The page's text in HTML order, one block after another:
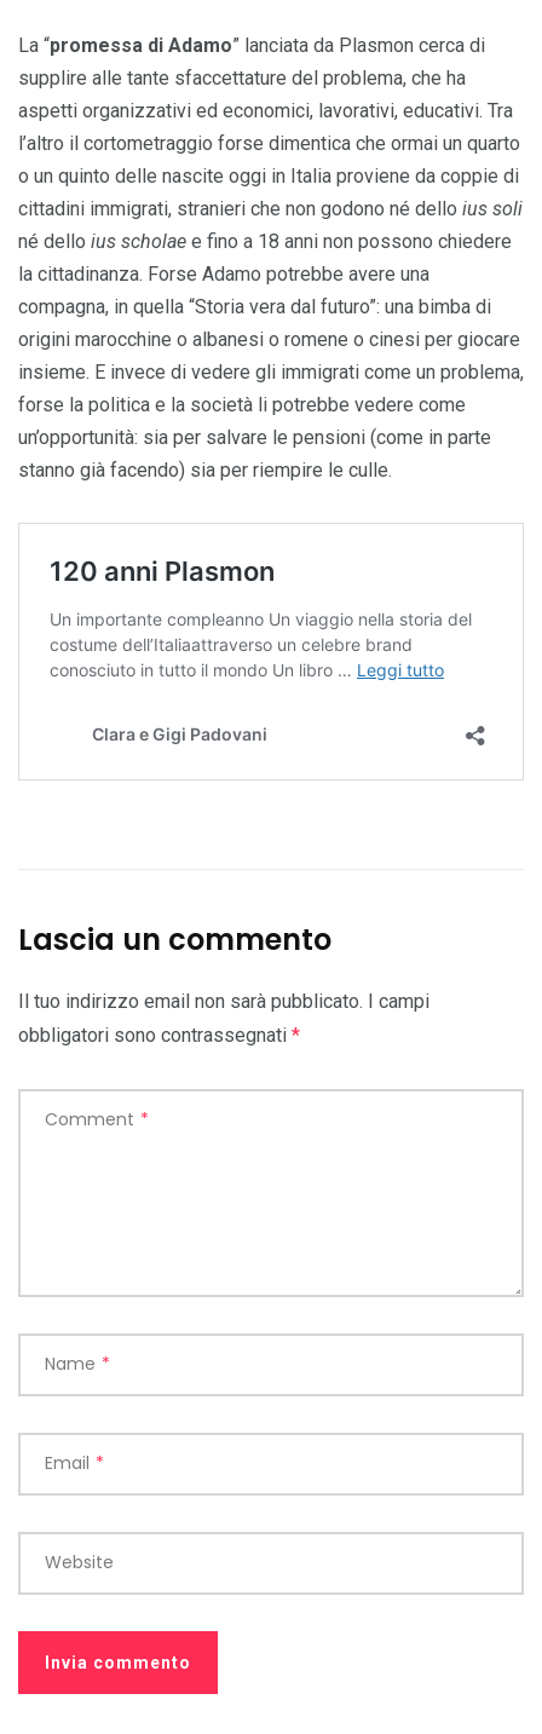
La “promessa di Adamo” lanciata da Plasmon cerca di
supplire alle tante sfaccettature del problema, che ha
aspetti organizzativi ed economici, lavorativi, educativi. Tra
l’altro il cortometraggio forse dimentica che ormai un quarto
o un quinto delle nascite oggi in Italia proviene da coppie di
cittadini immigrati, stranieri che non godono né dello ius soli
né dello ius scholae e fino a 18 anni non possono chiedere
la cittadinanza. Forse Adamo potrebbe avere una
compagna, in quella “Storia vera dal futuro”: una bimba di
origini marocchine o albanesi o romene o cinesi per giocare
insieme. E invece di vedere gli immigrati come un problema,
forse la politica e la società li potrebbe vedere come
un’opportunità: sia per salvare le pensioni (come in parte
stanno già facendo) sia per riempire le culle.
Lascia un commento
Il tuo indirizzo email non sarà pubblicato. I campi
obbligatori sono contrassegnati *
Comment *
Name *
Email *
Website